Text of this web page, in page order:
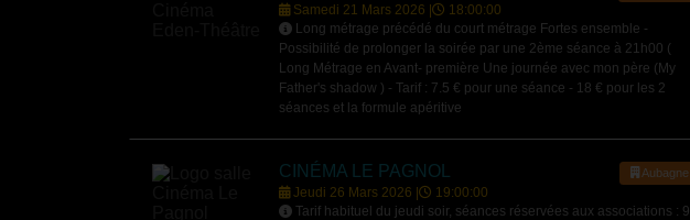
Samedi 21 Mars 2026 |
18:00:00
Long métrage précédé du court métrage Fortes ensemble -
Possibilité de prolonger la soirée par une 2ème séance à 21h00 (
Long Métrage en Avant- première Une journée avec mon père (My
Father's shadow ) - Tarif : 7.5 € pour une séance - 18 € pour les 2
séances et la formule apéritive
CINÉMA LE PAGNOL Aubagne
Jeudi 26 Mars 2026 |
19:00:00
Tarif habituel du jeudi soir, séances réservées aux associations : 9